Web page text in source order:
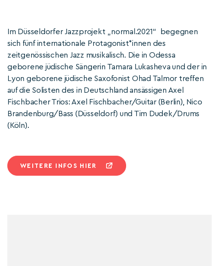
Im Düsseldorfer Jazzprojekt „normal.2021“ begegnen
sich fünf internationale Protagonist*innen des
zeitgenössischen Jazz musikalisch. Die in Odessa
geborene jüdische Sängerin Tamara Lukasheva und der in
Lyon geborene jüdische Saxofonist Ohad Talmor treffen
auf die Solisten des in Deutschland ansässigen Axel
Fischbacher Trios: Axel Fischbacher/Guitar (Berlin), Nico
Brandenburg/Bass (Düsseldorf) und Tim Dudek/Drums
(Köln).
WEITERE INFOS HIER